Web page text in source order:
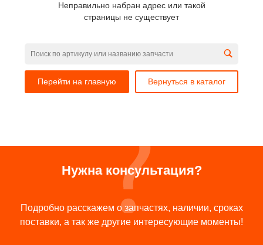
Неправильно набран адрес или такой
страницы не существует
Перейти на главную Вернуться в каталог
Нужна консультация?
Подробно расскажем о запчастях, наличии, сроках
поставки, а так же другие интересующие моменты!